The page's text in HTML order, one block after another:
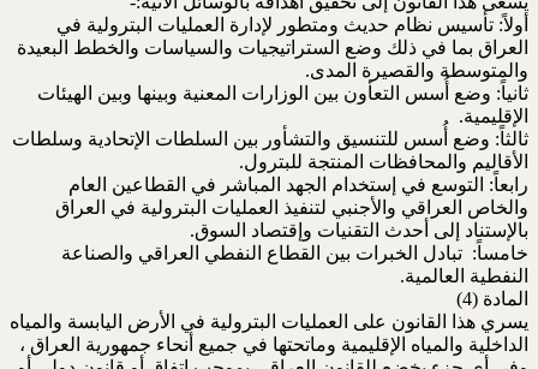
أولاً: تأسيس نظام حديث ومتطور لإدارة العمليات البترولية في
العراق بما في ذلك وضع الستراتيجيات والسياسات والخطط البعيدة
والمتوسطة والقصيرة المدى.
ثانياً: وضع أُسس التعأون بين الوزارات المعنية وبينها وبين الهيئات
الإقليمية.
ثالثاً: وضع أُسس للتنسيق والتشأور بين السلطات الإتحادية وسلطات
الأقاليم والمحافظات المنتجة للبترول.
رابعاً: التوسع في إستخدام الجهد المباشر في القطاعين العام
والخاص العراقي والأجنبي لتنفيذ العمليات البترولية في العراق
بالإستناد إلى أحدث التقنيات وإقتصاد السوق.
خامساً: تبادل الخبرات بين القطاع النفطي العراقي والصناعة
النفطية العالمية.
المادة (4)
يسري هذا القانون على العمليات البترولية في الأرض اليابسة والمياه
الداخلية والمياه الإقليمية وماتحتها في جميع أنحاء جمهورية العراق ،